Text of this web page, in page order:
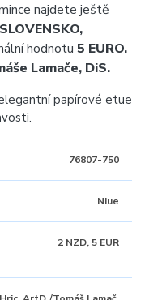
najdete ještě
SLOVENSKO,
hodnotu 5 EURO.
Lamače, DiS.
papírové etue
76807-750
Niue
2 NZD, 5 EUR